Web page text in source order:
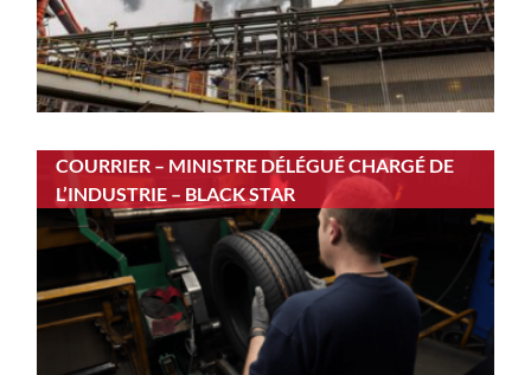
COURRIER – MINISTRE DÉLÉGUÉ CHARGÉ DE
L’INDUSTRIE – BLACK STAR